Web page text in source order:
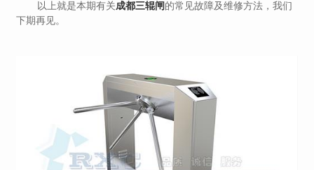
以上就是本期有关成都三辊闸的常见故障及维修方法，我们
下期再见。